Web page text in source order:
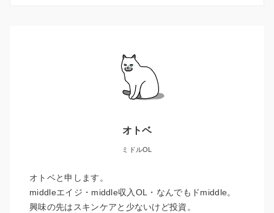
オトベ
ミドルOL
オトベと申します。
middleエイジ・middle収入OL・なんでもドmiddle。
興味の先はスキンケアと少ないけど投資。